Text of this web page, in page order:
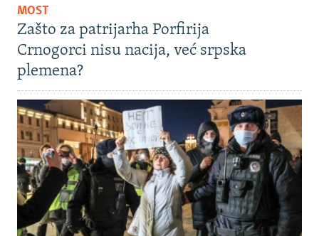
MOST
Zašto za patrijarha Porfirija
Crnogorci nisu nacija, već srpska
plemena?